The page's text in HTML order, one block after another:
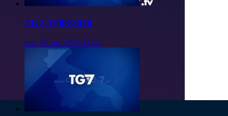
TG7 07/08/2026
ven, 07 ago 2026 13:49